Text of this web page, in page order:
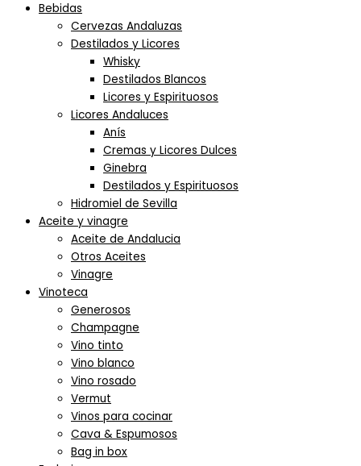
Bebidas
Cervezas Andaluzas
Destilados y Licores
Whisky
Destilados Blancos
Licores y Espirituosos
Licores Andaluces
Anís
Cremas y Licores Dulces
Ginebra
Destilados y Espirituosos
Hidromiel de Sevilla
Aceite y vinagre
Aceite de Andalucia
Otros Aceites
Vinagre
Vinoteca
Generosos
Champagne
Vino tinto
Vino blanco
Vino rosado
Vermut
Vinos para cocinar
Cava & Espumosos
Bag in box